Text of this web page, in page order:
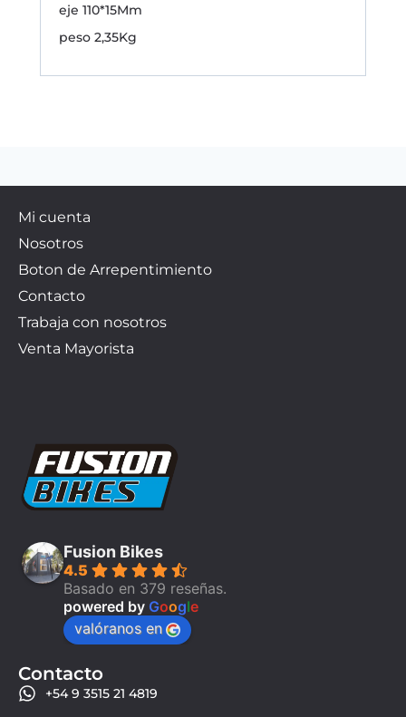
eje 110*15Mm
peso 2,35Kg
Mi cuenta
Nosotros
Boton de Arrepentimiento
Contacto
Trabaja con nosotros
Venta Mayorista
Fusion Bikes
4.5
Basado en 379 reseñas.
powered by Google
valóranos en
Contacto
+54 9 3515 21 4819